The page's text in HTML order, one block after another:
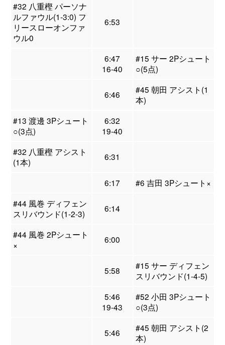
#32 八重樫 パーソナ
ルファウル(1-3:0) フ
リースローオンファ
ウル0
6:53
6:47
16-40
#15 サー 2Pシュート
○(5点)
6:46
#45 朝田 アシスト(1
本)
#13 渡邊 3Pシュート
○(3点)
6:32
19-40
#32 八重樫 アシスト
(1本)
6:31
6:17
#6 吉田 3Pシュート×
#44 風巻 ディフェン
スリバウンド(1-2-3)
6:14
#44 風巻 2Pシュート
×
6:00
5:58
#15 サー ディフェン
スリバウンド(1-4-5)
5:46
19-43
#52 小田 3Pシュート
○(3点)
5:46
#45 朝田 アシスト(2
本)